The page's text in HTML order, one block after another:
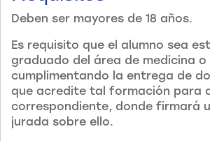
Deben ser mayores de 18 años.
Es requisito que el alumno sea
graduado del área de medicina o
cumplimentando la entrega de
que acredite tal formación para
correspondiente, donde firmará
jurada sobre ello.